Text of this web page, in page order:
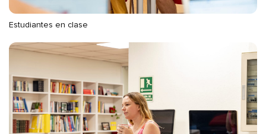
Estudiantes en clase